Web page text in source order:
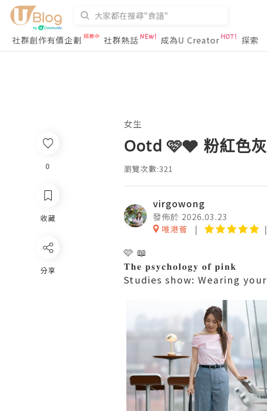
社群創作有價企劃 社群熱話 成為U Creator 探索
女生
Ootd 🩷🩶 粉紅色
瀏覽次數:321
virgowong
發佈於 2026.03.23
唯港薈
🩷 📖
𝐓𝐡𝐞 𝐩𝐬𝐲𝐜𝐡𝐨𝐥𝐨𝐠𝐲 𝐨𝐟 𝐩𝐢𝐧𝐤
Studies show: Wearing
0
收藏
分享